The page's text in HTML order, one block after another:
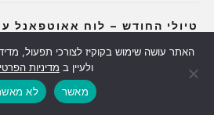
טיולי החודש – לוח אאוטפאנל
3 באוגוסט 2026
התעלומה המדעית של צפון
האתר עושה שימוש בקוקיז לצורכי תפעול,
ולעיין ב מדיניות
מאשר
לא